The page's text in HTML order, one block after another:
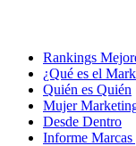
Rankings
¿Qué es el
Quién es Quién
Mujer
Desde Dentro
Informe